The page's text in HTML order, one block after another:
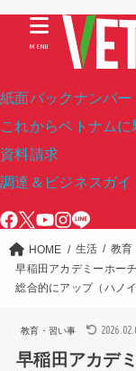
紙面バックナンバー
これからベトナム
資料請求
調達＆ビジネスガ
MENU
HOME 生活
教育
早稲田アカデミーホー
総合的にアップ（ハノ
教育・習い事
早稲田アカデ